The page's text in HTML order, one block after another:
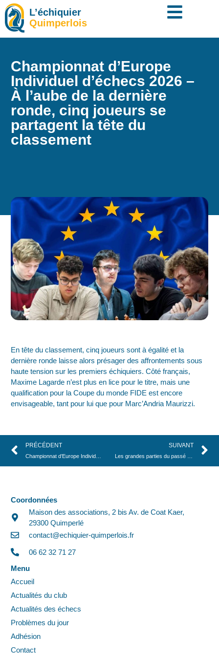
L’échiquier
Quimperlois
Championnat d’Europe
Individuel d’échecs 2026 –
À l’aube de la dernière
ronde, cinq joueurs se
partagent la tête du
classement
En tête du classement, cinq joueurs sont à égalité et la
dernière ronde laisse alors présager des affrontements sous
haute tension sur les premiers échiquiers. Côté français,
Maxime Lagarde n’est plus en lice pour le titre, mais une
qualification pour la Coupe du monde FIDE est encore
envisageable, tant pour lui que pour Marc’Andria Maurizzi.
PRÉCÉDENT
Championnat d’Europe Individuel d’échecs 2026 – À l’aube de la dernière ronde, cinq joueurs se partagent la tête du classement
SUIVANT
Les grandes parties du passé – Il y a 50 ans : Efim Geller – Anatoly Karpov
Menu
Accueil
Actualités du club
Actualités des échecs
Problèmes du jour
Adhésion
Contact
Coordonnées
Maison des associations, 2 bis Av. de Coat Kaer,
29300 Quimperlé
contact@echiquier-quimperlois.fr
06 62 32 71 27